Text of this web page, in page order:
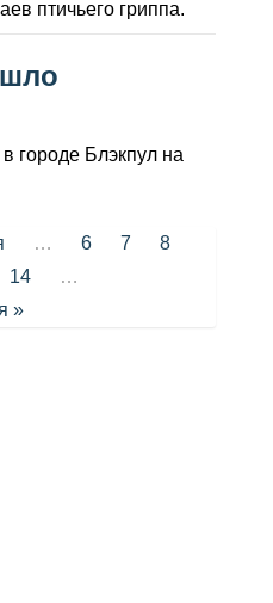
птичьего гриппа.
городе Блэкпул на
… 6 7
8
14
…
»